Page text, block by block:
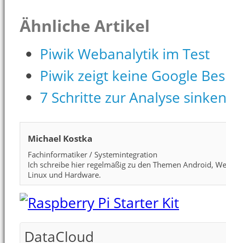
Ähnliche Artikel
Piwik Webanalytik im Test
Piwik zeigt keine Google
7 Schritte zur Analyse
Michael Kostka
Fachinformatiker / Systemintegration
Ich schreibe hier regelmäßig zu den Themen Android,
Linux und Hardware.
DataCloud